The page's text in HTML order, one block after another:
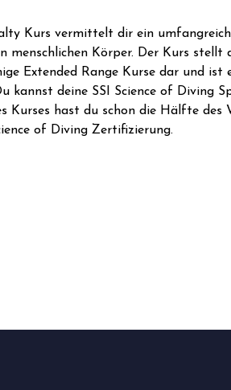
Kurs vermittelt dir ein
menschlichen Körper. Der Kurs stellt
Extended Range Kurse dar und ist
kannst deine SSI Science of Diving
Kurses hast du schon die Hälfte des
of Diving Zertifizierung.